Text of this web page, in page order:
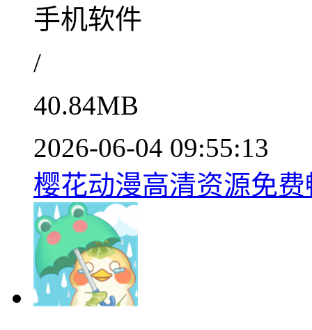
手机软件
/
40.84MB
2026-06-04 09:55:13
樱花动漫高清资源免